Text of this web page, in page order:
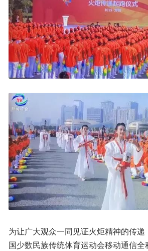
为让广大观众一同见证火炬精神的传
国少数民族传统体育运动会移动通信全